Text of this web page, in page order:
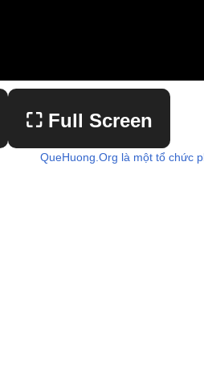
⛶ Full Screen
QueHuong.Org là một tổ chức